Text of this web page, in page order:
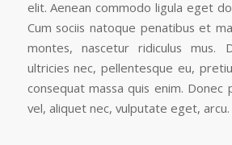
elit. Aenean commodo ligula eget
Cum sociis natoque penatibus et
montes, nascetur ridiculus mus.
ultricies nec, pellentesque eu,
consequat massa quis enim. Donec
vel, aliquet nec, vulputate eget,